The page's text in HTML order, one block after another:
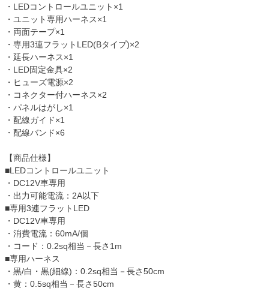
・LEDコントロールユニット×1
・ユニット専用ハーネス×1
・両面テープ×1
・専用3連フラットLED(Bタイプ)×2
・延長ハーネス×1
・LED固定金具×2
・ヒューズ電源×2
・コネクター付ハーネス×2
・パネルはがし×1
・配線ガイド×1
・配線バンド×6
【商品仕様】
■LEDコントロールユニット
・DC12V車専用
・出力可能電流：2A以下
■専用3連フラットLED
・DC12V車専用
・消費電流：60mA/個
・コード：0.2sq相当－長さ1m
■専用ハーネス
・黒/白・黒(細線)：0.2sq相当－長さ50cm
・黄：0.5sq相当－長さ50cm